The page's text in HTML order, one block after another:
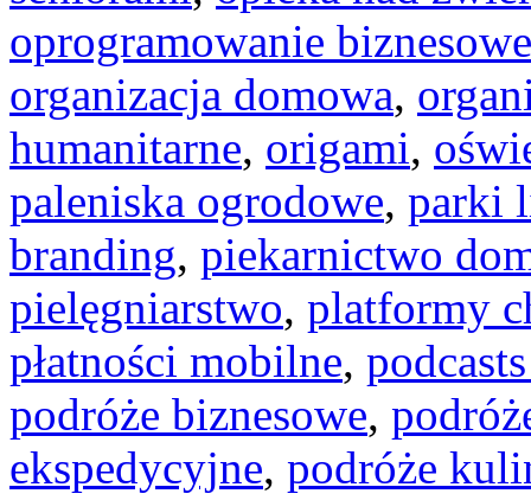
oprogramowanie biznesowe
organizacja domowa,
humanitarne, origami,
paleniska ogrodowe, parki
branding, piekarnictwo
pielęgniarstwo, platformy
płatności mobilne,
podróże biznesowe,
ekspedycyjne, podróże